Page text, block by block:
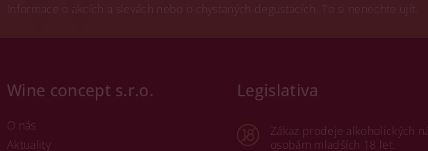
Informace o akcích a slevách nebo o chystaných degustacích. To si nenechte ujít.
Wine concept s.r.o.
O nás
Aktuality
Legislativa
Zákaz prodeje alkoholických
osobám mladších 18 let.